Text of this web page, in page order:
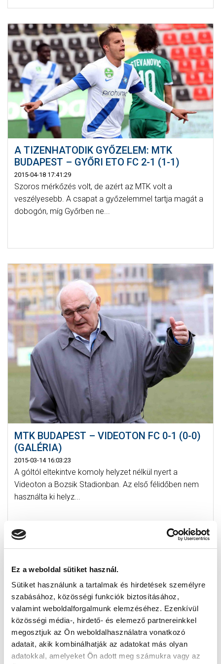
Ez a weboldal sütiket használ.
Sütiket használunk a tartalmak és hirdetések személyre
szabásához, közösségi funkciók biztosításához,
valamint weboldalforgalmunk elemzéséhez. Ezenkívül
közösségi média-, hirdető- és elemező partnereinkkel
megosztjuk az Ön weboldalhasználatra vonatkozó
adatait, akik kombinálhatják az adatokat más olyan
adatokkal, amelyeket Ön adott meg számukra vagy az
A TIZENHATODIK GYŐZELEM: MTK
BUDAPEST – GYŐRI ETO FC 2-1 (1-1)
2015-04-18 17:41:29
Szoros mérkőzés volt, de azért az MTK volt a
veszélyesebb. A csapat a győzelemmel tartja magát a
dobogón, míg Győrben ne...
MTK BUDAPEST – VIDEOTON FC 0-1 (0-0)
(GALÉRIA)
2015-03-14 16:03:23
A góltól eltekintve komoly helyzet nélkül nyert a
Videoton a Bozsik Stadionban. Az első félidőben nem
használta ki helyz...